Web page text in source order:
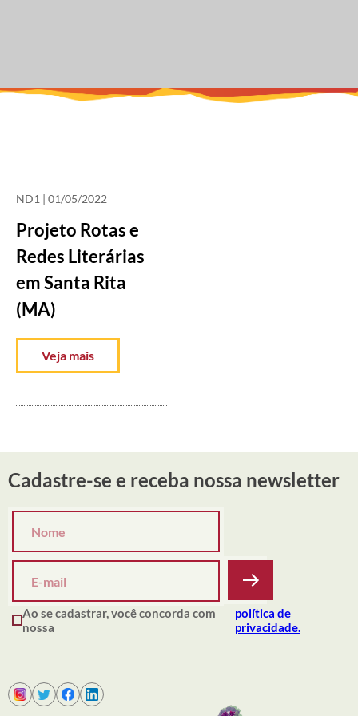
ND1 | 01/05/2022
Projeto Rotas e
Redes Literárias
em Santa Rita
(MA)
Veja mais
Cadastre-se e receba nossa newsletter
Ao se cadastrar, você concorda com
nossa
política de
privacidade.